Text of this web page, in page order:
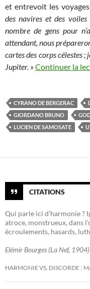
et entrevoit les
des navires et des
nombre de gens pour
attendant, nous
cartes des corps célestes
Jupiter. »Continuer la
CYRANO DE BERGERAC
GIORDANO BRUNO
LUCIEN DE SAMOSATE
CITATIONS
Qui parle ici d’harmonie ?
atroce, monstrueux, dans
écroulements, hasards,
Elémir Bourges (La Nef, 1904)
HARMONIE VS. DISCORDE